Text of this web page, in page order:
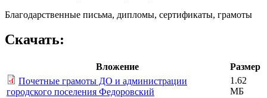
Благодарственные письма, дипломы, сертификаты, грамоты
Скачать:
Вложение
Размер
Почетные грамоты ДО и администрации
городского поселения Федоровский
1.62
МБ